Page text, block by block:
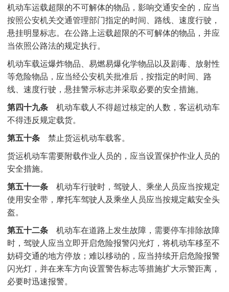
机动车运载超限的不可解体的物品，影响交通安全的，应当
按照公安机关交通管理部门指定的时间、路线、速度行驶，
悬挂明显标志。在公路上运载超限的不可解体的物品，并应
当依照公路法的规定执行。
机动车载运爆炸物品、易燃易爆化学物品以及剧毒、放射性
等危险物品，应当经公安机关批准后，按指定的时间、路
线、速度行驶，悬挂警示标志并采取必要的安全措施。
第四十九条机动车载人不得超过核定的人数，客运机动车
不得违反规定载货。
第五十条禁止货运机动车载客。
货运机动车需要附载作业人员的，应当设置保护作业人员的
安全措施。
第五十一条机动车行驶时，驾驶人、乘坐人员应当按规定
使用安全带，摩托车驾驶人及乘坐人员应当按规定戴安全头
盔。
第五十二条机动车在道路上发生故障，需要停车排除故障
时，驾驶人应当立即开启危险报警闪光灯，将机动车移至不
妨碍交通的地方停放；难以移动的，应当持续开启危险报警
闪光灯，并在来车方向设置警告标志等措施扩大示警距离，
必要时迅速报警。